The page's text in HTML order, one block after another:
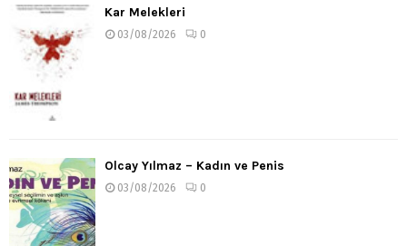
Kar Melekleri
03/08/2026 0
Olcay Yılmaz – Kadın ve Penis
03/08/2026 0